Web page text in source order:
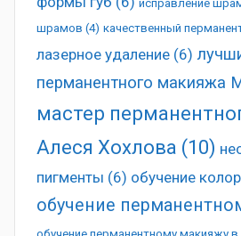
исправление
шрамов (4) качественный
лазерное удаление (6)
перманентного макияжа
мастер
Алеся Хохлова (10)
пигменты (6) обучение
обучение